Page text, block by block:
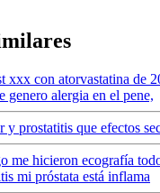
xxx con atorvastatina de
genero alergia en el pene,
y prostatitis que efectos
me hicieron ecografía
mi próstata está inflama